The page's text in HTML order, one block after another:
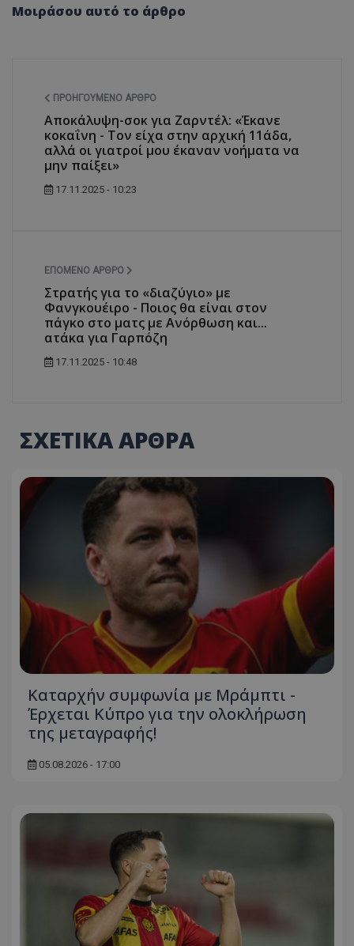
Μοιράσου αυτό το άρθρο
ΠΡΟΗΓΟΎΜΕΝΟ ΆΡΘΡΟ
Αποκάλυψη-σοκ για Ζαρντέλ: «Έκανε
κοκαΐνη - Τον είχα στην αρχική 11άδα,
αλλά οι γιατροί μου έκαναν νοήματα να
μην παίξει»
17.11.2025 - 10:23
ΕΠΌΜΕΝΟ ΆΡΘΡΟ
Στρατής για το «διαζύγιο» με
Φανγκουέιρο - Ποιος θα είναι στον
πάγκο στο ματς με Ανόρθωση και...
ατάκα για Γαρπόζη
17.11.2025 - 10:48
ΣΧΕΤΙΚΑ ΑΡΘΡΑ
Καταρχήν συμφωνία με Μράμπτι -
Έρχεται Κύπρο για την ολοκλήρωση
της μεταγραφής!
05.08.2026 - 17:00